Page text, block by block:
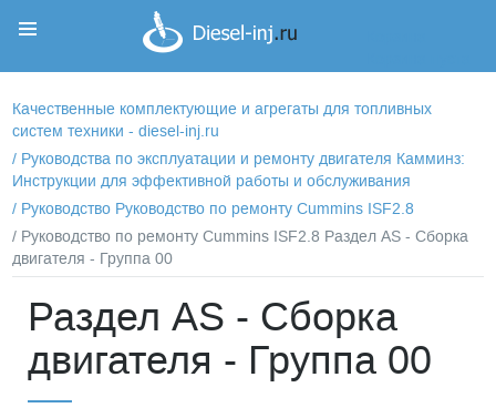
Качественные комплектующие и агрегаты для топливных
систем техники - diesel-inj.ru
/ Руководства по эксплуатации и ремонту двигателя Камминз:
Инструкции для эффективной работы и обслуживания
/ Руководство Руководство по ремонту Cummins ISF2.8
/ Руководство по ремонту Cummins ISF2.8 Раздел АS - Сборка
двигателя - Группа 00
Раздел АS - Сборка
двигателя - Группа 00